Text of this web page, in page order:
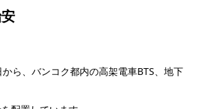
ら、バンコク都内の高架電車BTS、地下